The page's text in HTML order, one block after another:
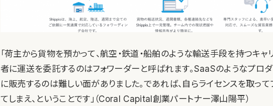
「荷主から貨物を預かって、航空・鉄道・船舶のような輸送手段を持つキ
者に運送を委託するのはフォワーダーと呼ばれます。SaaSのようなプロダ
に販売するのは難しい面がありました。であれば、自らライセンスを取っ
てしまえ、ということです」（Coral Capital創業パートナー澤山陽平）